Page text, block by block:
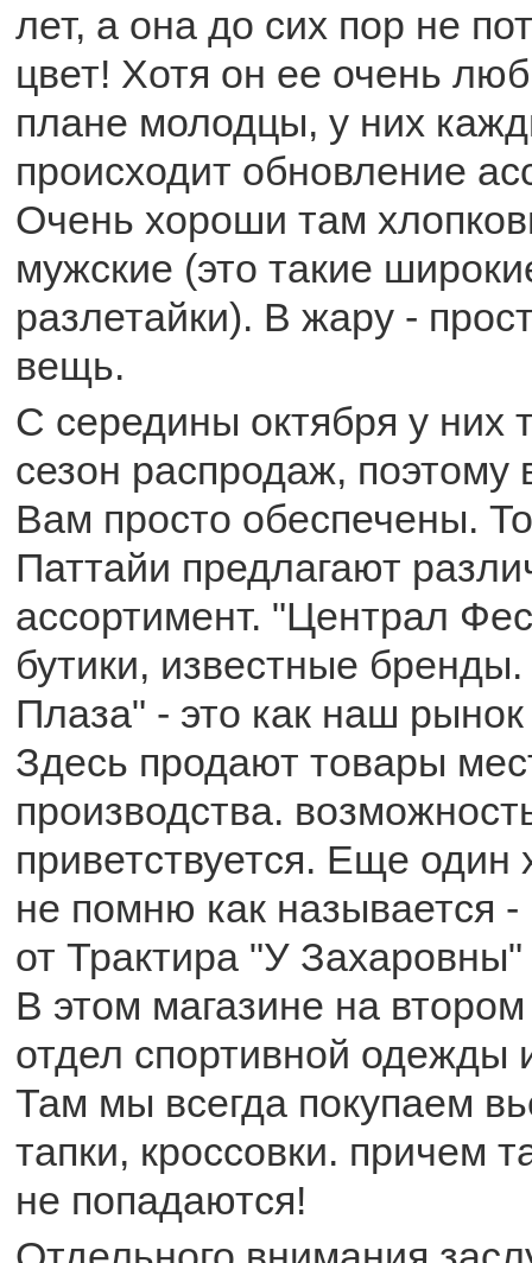
лет, а она до сих пор не
цвет! Хотя он ее очень
плане молодцы, у них
происходит обновление
Очень хороши там
мужские (это такие
разлетайки). В жару -
вещь.
С середины октября у них
сезон распродаж, поэтому
Вам просто обеспечены.
Паттайи предлагают
ассортимент. "Централ
бутики, известные
Плаза" - это как наш
Здесь продают товары
производства.
приветствуется. Еще
не помню как называется -
от Трактира "У
В этом магазине на
отдел спортивной одежды
Там мы всегда покупаем
тапки, кроссовки. причем
не попадаются!